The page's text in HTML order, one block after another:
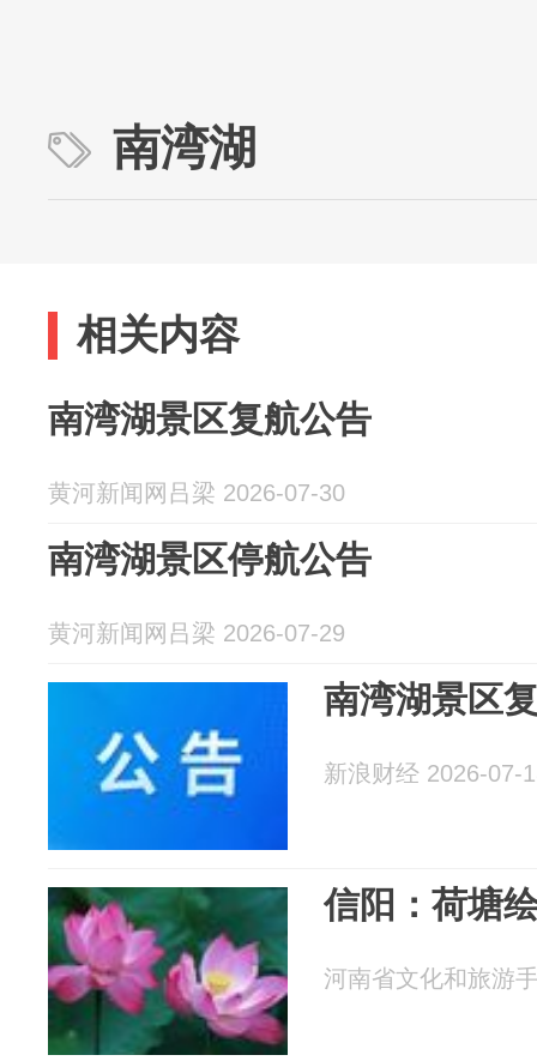
南湾湖
相关内容
南湾湖景区复航公告
黄河新闻网吕梁 2026-07-30
南湾湖景区停航公告
黄河新闻网吕梁 2026-07-29
南湾湖景区
新浪财经 2026-07-
信阳：荷塘
河南省文化和旅游